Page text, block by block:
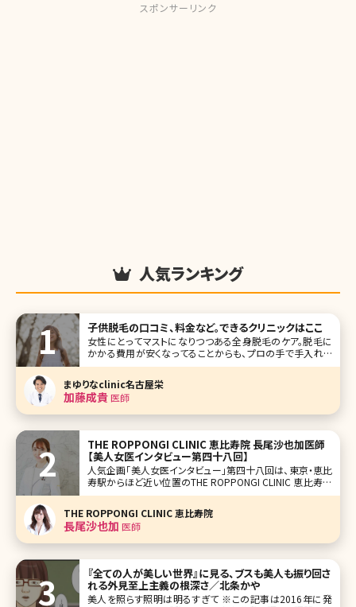
スポンサーリンク
人気ランキング
子供脱毛の口コミ、料金など。できるクリニックはここ
女性にとってマストになりつつある全身脱毛のケア。脱毛に
かかる費用が安くなってることからも、プロの手で手入れを
してもらうという考え方が浸透してきていますよね。さらに、最
近では子供に脱毛を受けさせたいと考える人も増えている
のだとか。でも
まゆりなclinic名古屋栄
加藤成貴医師
THE ROPPONGI CLINIC 恵比寿院 長尾沙也加医師
【美人女医インタビュー第四十八回】
人気企画「美人女医インタビュー」第四十八回は、東京・恵比
寿駅からほど近い位置のTHE ROPPONGI CLINIC 恵比寿院
の長尾沙也加（ながおさやか）先生です。 エイジングケア全
般、特にヒアルロン酸注入を得意とする長尾先生はミセスジ
ャパン全国大会優勝など美を競うコンテストでの実績も持ち
合わ
THE ROPPONGI CLINIC 恵比寿院
長尾沙也加 医師
『全ての人が美しい世界』に見る、ブスも美人も振り回さ
れる外見至上主義の根深さ／北条かや
美人を照らす照明は明るすぎて ※この記事は2016年に発